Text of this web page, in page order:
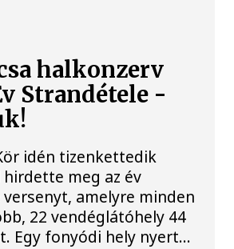
halkonzerv
Strandétele -
idén tizenkettedik
meg az év
amelyre minden
22 vendéglátóhely 44
Egy fonyódi hely nyert...